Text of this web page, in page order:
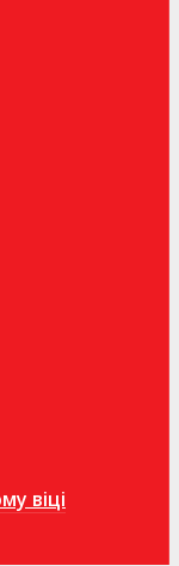
віці